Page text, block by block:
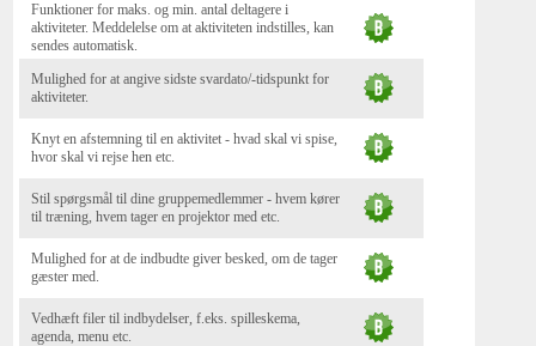
Funktioner for maks. og min. antal deltagere i
aktiviteter. Meddelelse om at aktiviteten indstilles, kan
sendes automatisk.
Mulighed for at angive sidste svardato/-tidspunkt for
aktiviteter.
Knyt en afstemning til en aktivitet - hvad skal vi spise,
hvor skal vi rejse hen etc.
Stil spørgsmål til dine gruppemedlemmer - hvem kører
til træning, hvem tager en projektor med etc.
Mulighed for at de indbudte giver besked, om de tager
gæster med.
Vedhæft filer til indbydelser, f.eks. spilleskema,
agenda, menu etc.